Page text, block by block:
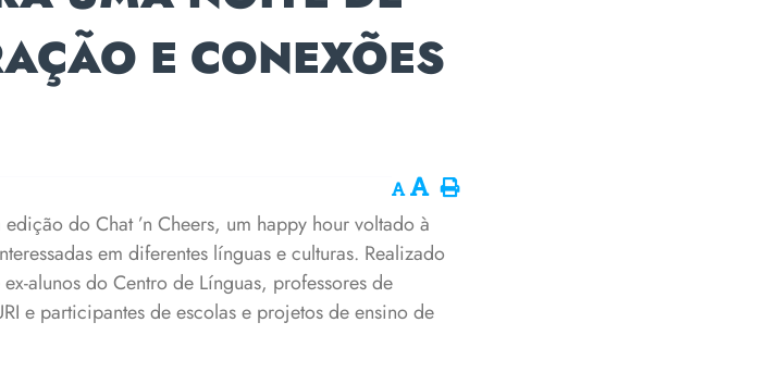
E CONEXÕES
do Chat ’n Cheers, um happy hour voltado à
em diferentes línguas e culturas. Realizado
alunos do Centro de Línguas, professores de
e participantes de escolas e projetos de ensino de